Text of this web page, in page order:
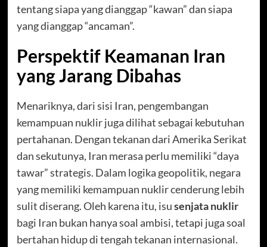
tentang siapa yang dianggap “kawan” dan siapa
yang dianggap “ancaman”.
Perspektif Keamanan Iran
yang Jarang Dibahas
Menariknya, dari sisi Iran, pengembangan
kemampuan nuklir juga dilihat sebagai kebutuhan
pertahanan. Dengan tekanan dari Amerika Serikat
dan sekutunya, Iran merasa perlu memiliki “daya
tawar” strategis. Dalam logika geopolitik, negara
yang memiliki kemampuan nuklir cenderung lebih
sulit diserang. Oleh karena itu, isusenjata nuklir
bagi Iran bukan hanya soal ambisi, tetapi juga soal
bertahan hidup di tengah tekanan internasional.